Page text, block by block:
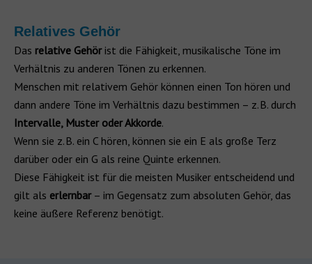
Relatives Gehör
Das relative Gehörist die Fähigkeit, musikalische Töne im
Verhältnis zu anderen Tönen zu erkennen.
Menschen mit relativem Gehör können einen Ton hören und
dann andere Töne im Verhältnis dazu bestimmen – z. B. durch
Intervalle, Muster oder Akkorde.
Wenn sie z. B. ein C hören, können sie ein E als große Terz
darüber oder ein G als reine Quinte erkennen.
Diese Fähigkeit ist für die meisten Musiker entscheidend und
gilt als erlernbar– im Gegensatz zum absoluten Gehör, das
keine äußere Referenz benötigt.